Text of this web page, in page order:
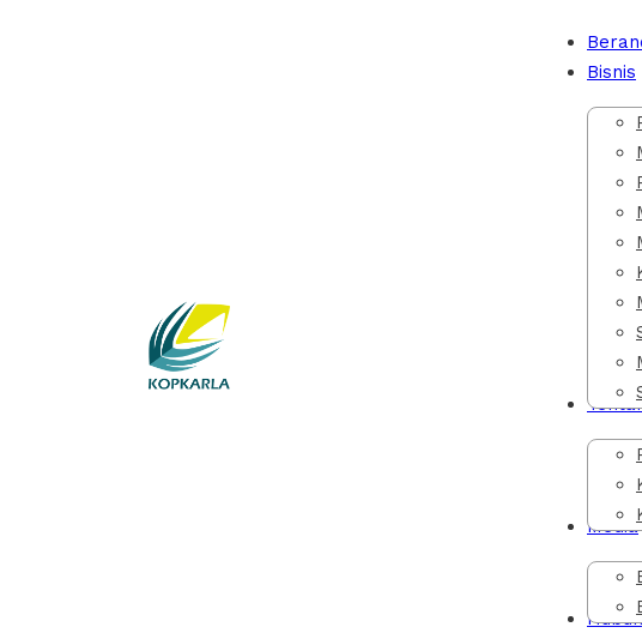
Bisnis
Media
Semangat
Kopkarla turut menyemarakkan
Logam Mandiri dan PT Jaring
Group untuk optimis semakin maju